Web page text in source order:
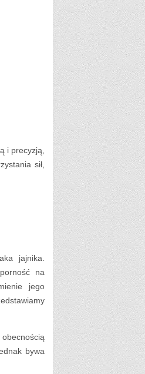
i precyzją,
sił,
jajnika.
na
jego
bywa